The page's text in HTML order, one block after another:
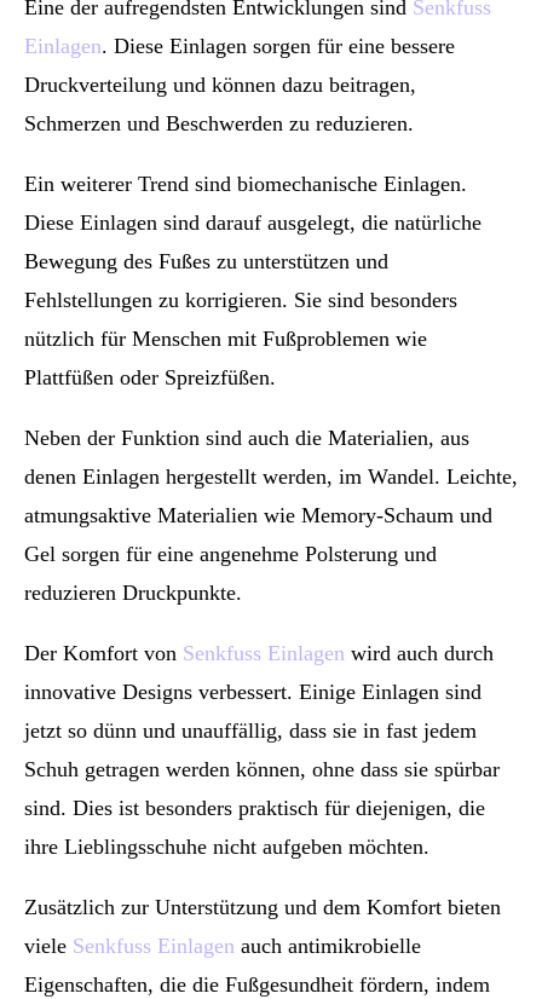
Eine der aufregendsten Entwicklungen sind Senkfuss
Einlagen. Diese Einlagen sorgen für eine bessere
Druckverteilung und können dazu beitragen,
Schmerzen und Beschwerden zu reduzieren.
Ein weiterer Trend sind biomechanische Einlagen.
Diese Einlagen sind darauf ausgelegt, die natürliche
Bewegung des Fußes zu unterstützen und
Fehlstellungen zu korrigieren. Sie sind besonders
nützlich für Menschen mit Fußproblemen wie
Plattfüßen oder Spreizfüßen.
Neben der Funktion sind auch die Materialien, aus
denen Einlagen hergestellt werden, im Wandel. Leichte,
atmungsaktive Materialien wie Memory-Schaum und
Gel sorgen für eine angenehme Polsterung und
reduzieren Druckpunkte.
Der Komfort von Senkfuss Einlagen wird auch durch
innovative Designs verbessert. Einige Einlagen sind
jetzt so dünn und unauffällig, dass sie in fast jedem
Schuh getragen werden können, ohne dass sie spürbar
sind. Dies ist besonders praktisch für diejenigen, die
ihre Lieblingsschuhe nicht aufgeben möchten.
Zusätzlich zur Unterstützung und dem Komfort bieten
viele Senkfuss Einlagen auch antimikrobielle
Eigenschaften, die die Fußgesundheit fördern, indem